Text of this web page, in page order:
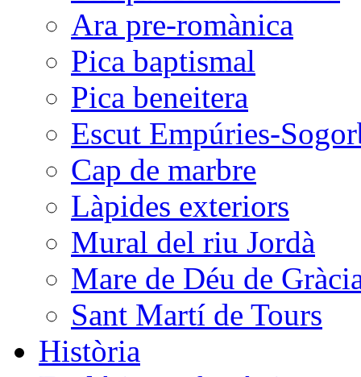
Ara pre-romànica
Pica baptismal
Pica beneitera
Escut Empúries-
Cap de marbre
Làpides exteriors
Mural del riu Jordà
Mare de Déu de
Sant Martí de Tours
Història